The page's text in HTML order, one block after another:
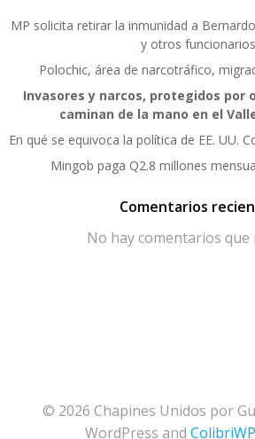
MP solicita retirar la inmunidad a
y otros funcionarios
Polochic, área de narcotráfico,
Invasores y narcos, protegidos por
caminan de la mano en el
En qué se equivoca la política de EE. UU.
Mingob paga Q2.8 millones
Comentarios
No hay comentarios que
© 2026 Chapines Unidos por
WordPress and